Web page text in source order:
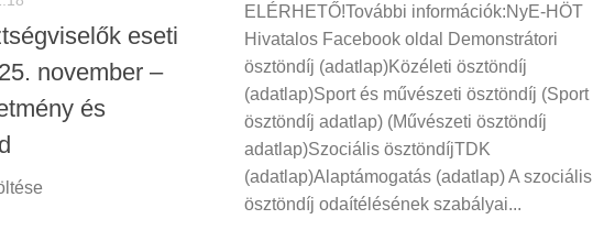
eseti
november –
és
ELÉRHETŐ!További információk:NyE-HÖT
Hivatalos Facebook oldal Demonstrátori
ösztöndíj (adatlap)Közéleti ösztöndíj
(adatlap)Sport és művészeti ösztöndíj (Sport
ösztöndíj adatlap) (Művészeti ösztöndíj
adatlap)Szociális ösztöndíjTDK
(adatlap)Alaptámogatás (adatlap) A szociális
ösztöndíj odaítélésének szabályai...